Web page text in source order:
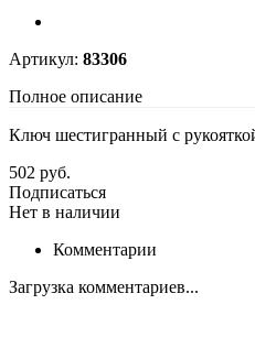
Артикул: 83306
Полное описание
Ключ шестигранный с
502 руб.
Подписаться
Нет в наличии
Комментарии
Загрузка комментариев...